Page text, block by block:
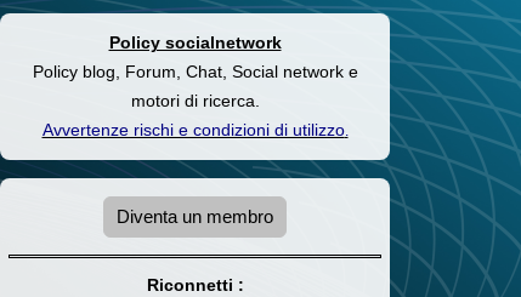
Policy socialnetwork
Policy blog, Forum, Chat, Social network e
motori di ricerca.
Avvertenze rischi e condizioni di utilizzo.
Diventa un membro
Riconnetti :